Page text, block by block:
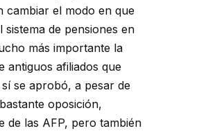
cambiar el modo en que
sistema de pensiones en
más importante la
antiguos afiliados que
se aprobó, a pesar de
oposición,
de las AFP, pero también